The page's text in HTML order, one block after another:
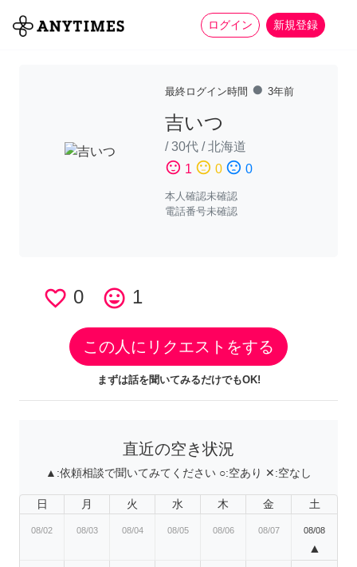
ログイン 新規登録
全て 家事 more_horiz
最終ログイン時間 fiber_manual_record 3年前
吉いつ
/30代 /北海道
sentiment_satisfied 1 sentiment_neutral 0 sentiment_dissatisfied 0
本人確認未確認
電話番号未確認
favorite_border 0 tag_faces 1
この人にリクエストをする
まずは話を聞いてみるだけでもOK!
直近の空き状況
▲:依頼相談で聞いてみてください ○:空あり ✕:空なし
日 月 火 水 木 金 土
08/02 08/03 08/04 08/05 08/06 08/07 08/08
▲